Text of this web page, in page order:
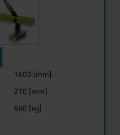
1600 [mm]
270 [mm]
600 [kg]